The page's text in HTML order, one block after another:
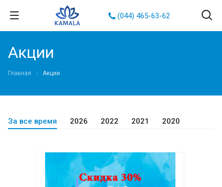
(044) 465-63-62
Акции
Главная Акции
За все время 2026 2022 2021 2020